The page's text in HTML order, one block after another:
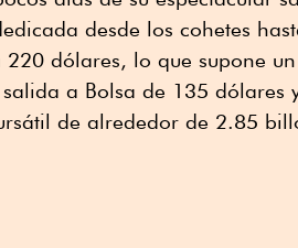
desde los cohetes
dólares, lo que supone
a Bolsa de 135 dólares
de alrededor de 2.85